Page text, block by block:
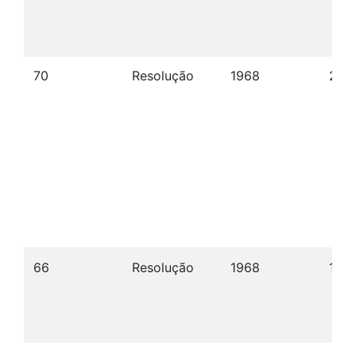
70 Resolução 1968 27/
66 Resolução 1968 13/